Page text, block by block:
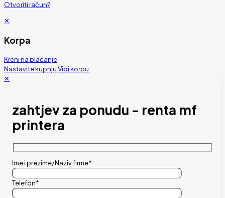
Otvoriti račun?
✕
Korpa
Kreni na plaćanje
Nastavite kupnjuVidi korpu
✕
zahtjev za ponudu - renta mf
printera
Ime i prezime/Naziv firme*
Telefon*